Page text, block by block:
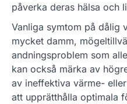
påverka deras hälsa och
Vanliga symtom på dålig
mycket damm,
andningsproblem som
kan också märka av
av ineffektiva värme-
att upprätthålla optimala